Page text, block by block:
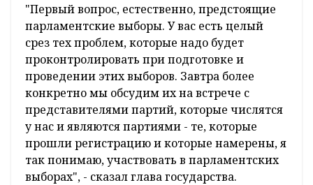
"Первый вопрос, естественно, предстоящие
парламентские выборы. У вас есть целый
срез тех проблем, которые надо будет
проконтролировать при подготовке и
проведении этих выборов. Завтра более
конкретно мы обсудим их на встрече с
представителями партий, которые числятся
у нас и являются партиями - те, которые
прошли регистрацию и которые намерены, я
так понимаю, участвовать в парламентских
выборах", - сказал глава государства.